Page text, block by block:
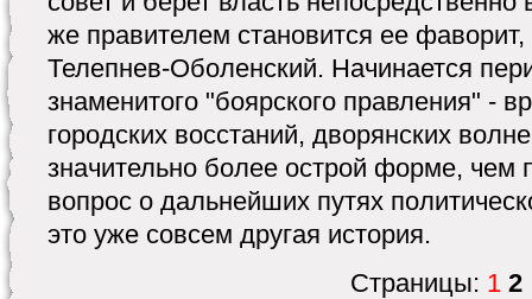
же правителем становится ее
Телепнев-Оболенский. Начинается
знаменитого "боярского правления" -
городских восстаний, дворянских
значительно более острой форме, чем
вопрос о дальнейших путях
это уже совсем другая история.
Страницы: 1 2